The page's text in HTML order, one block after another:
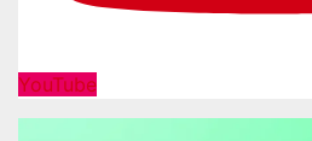
YouTube